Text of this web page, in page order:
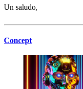
Un saludo,
Concept